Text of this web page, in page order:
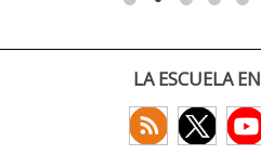
LA ESCUELA